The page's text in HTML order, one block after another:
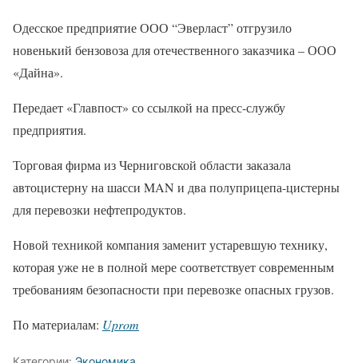
Одесское предприятие ООО “Эверласт” отгрузило
новенький бензовоза для отечественного заказчика – ООО
«Дайна».
Передает «Главпост» со ссылкой на пресс-службу
предприятия.
Торговая фирма из Черниговской области заказала
автоцистерну на шасси MAN и два полуприцепа-цистерны
для перевозки нефтепродуктов.
Новой техникой компания заменит устаревшую технику,
которая уже не в полной мере соответствует современным
требованиям безопасности при перевозке опасных грузов.
По материалам: Uprom